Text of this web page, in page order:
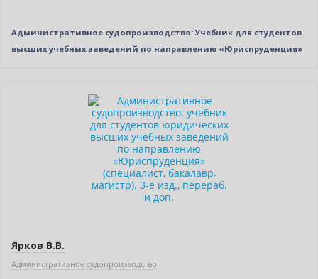
Административное судопроизводство: Учебник для студентов
высших учебных заведений по направлению «Юриспруденция»
Ярков В.В.
Административное судопроизводство